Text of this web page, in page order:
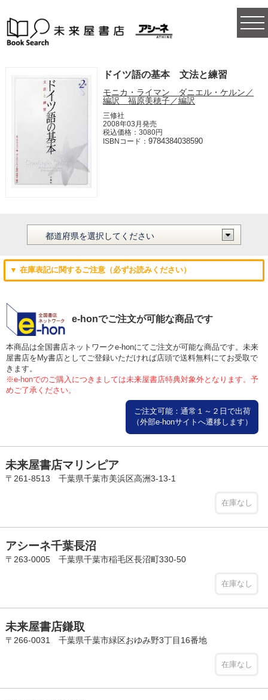
ドイツ語の基本 文法と練習
モニカ・ライマン ダニエル・ケルン／
編訳 福原美穂子／編訳
三修社
2008年03月発売
税込価格：3080円
ISBNコード：9784384038590
▼ 在庫表記に関するご注意（必ずお読みください）
e-honでご注文が可能な商品です
本商品は全国書店ネットワークe-honにてご注文が可能な商品です。未来
屋書店をMy書店としてご登録いただければ店頭で送料無料にてお受取で
きます。
※e-honでのご購入につきましては未来屋書店特典対象外となります。予
めご了承ください。
ご注文可能：通常１～２日で出荷
（外部e-honサイトへ遷移します）
未来屋書店マリンピア
〒261-8513 千葉県千葉市美浜区高洲3-13-1
在庫なし
アシーネ千葉長沼
〒263-0005 千葉県千葉市稲毛区長沼町330-50
在庫なし
未来屋書店鎌取
〒266-0031 千葉県千葉市緑区おゆみ野3丁目16番地
在庫なし